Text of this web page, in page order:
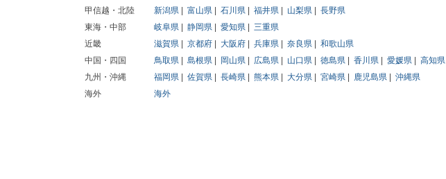
甲信越・北陸
新潟県 富山県 石川県 福井県 山梨県
長野県
東海・中部
岐阜県 静岡県 愛知県
三重県
近畿
滋賀県 京都府 大阪府 兵庫県 奈良県
和歌山県
中国・四国
鳥取県 島根県 岡山県 広島県 山口県 徳島県 香川県 愛媛県
高知県
九州・沖縄
福岡県 佐賀県 長崎県 熊本県 大分県 宮崎県 鹿児島県
沖縄県
海外
海外